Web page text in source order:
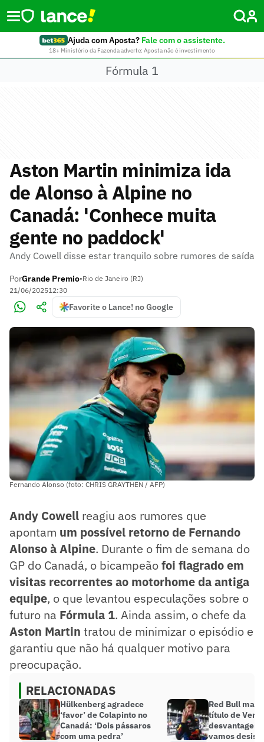
Ajuda com Aposta? Fale com o assistente.
18+ Ministério da Fazenda adverte: Aposta não é investimento
Fórmula 1
Aston Martin minimiza ida
de Alonso à Alpine no
Canadá: 'Conhece muita
gente no paddock'
Andy Cowell disse estar tranquilo sobre rumores de saída
PorGrande Premio•Rio de Janeiro (RJ)
21/06/202512:30
Favorite o Lance! no Google
Fernando Alonso (foto: CHRIS GRAYTHEN / AFP)
Andy Cowell reagiu aos rumores que
apontam um possível retorno de Fernando
Alonso à Alpine. Durante o fim de semana do
GP do Canadá, o bicampeãofoi flagrado em
visitas recorrentes ao motorhome da antiga
equipe, o que levantou especulações sobre o
futuro na Fórmula 1. Ainda assim, o chefe da
Aston Martin tratou de minimizar o episódio e
garantiu que não há qualquer motivo para
preocupação.
RELACIONADAS
Hülkenberg agradece
‘favor’ de Colapinto no
Canadá: ‘Dois pássaros
com uma pedra’
Red Bull
título de
vamos